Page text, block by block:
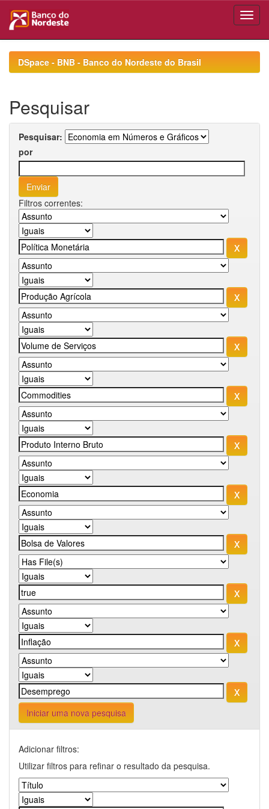
navigationDSpace - BNB - Banco do Nordeste do Brasil
Pesquisar
Pesquisar:
por
Filtros correntes:
Iniciar uma nova pesquisa
Adicionar filtros:
Utilizar filtros para refinar o resultado da pesquisa.